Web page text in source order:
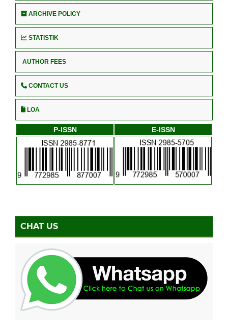
ARCHIVE POLICY
STATISTIK
AUTHOR FEES
CONTACT US
LOA
P-ISSN E-ISSN
CHAT US